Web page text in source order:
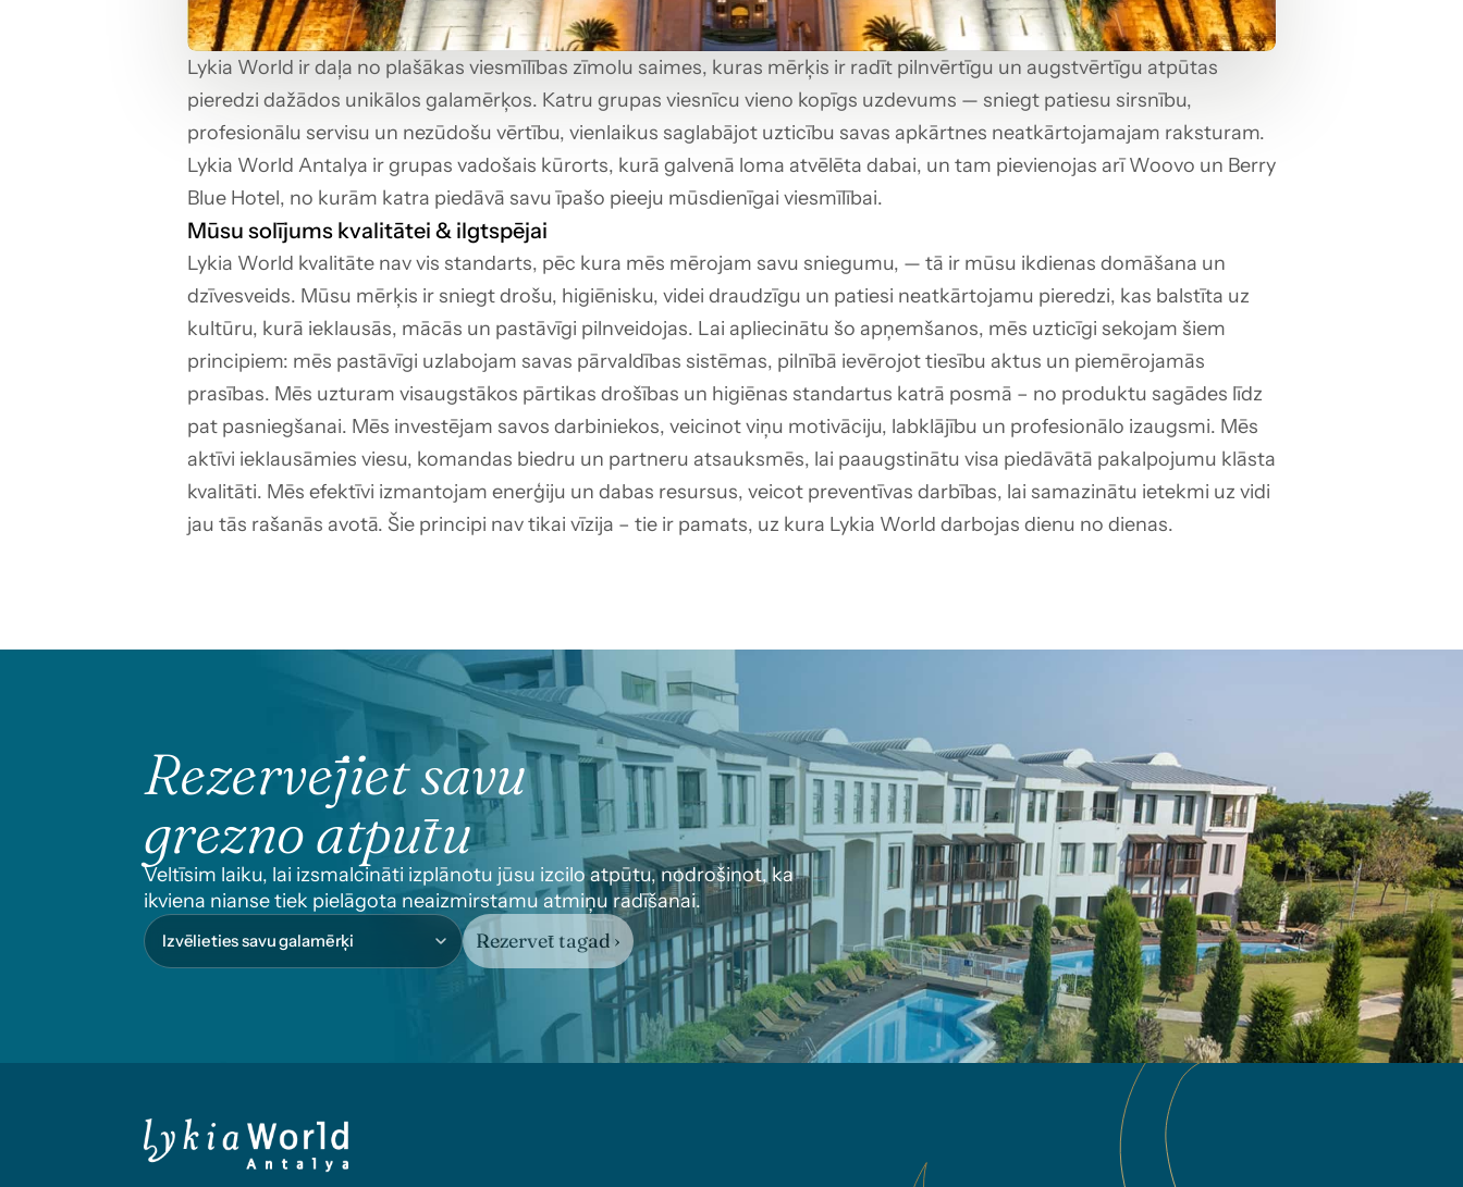
Lykia World ir daļa no plašākas viesmīlības zīmolu saimes, kuras mērķis ir radīt pilnvērtīgu un augstvērtīgu atpūtas
pieredzi dažādos unikālos galamērķos. Katru grupas viesnīcu vieno kopīgs uzdevums — sniegt patiesu sirsnību,
profesionālu servisu un nezūdošu vērtību, vienlaikus saglabājot uzticību savas apkārtnes neatkārtojamajam raksturam.
Lykia World Antalya ir grupas vadošais kūrorts, kurā galvenā loma atvēlēta dabai, un tam pievienojas arī Woovo un Berry
Blue Hotel, no kurām katra piedāvā savu īpašo pieeju mūsdienīgai viesmīlībai.
Mūsu solījums kvalitātei & ilgtspējai
Lykia World kvalitāte nav vis standarts, pēc kura mēs mērojam savu sniegumu, — tā ir mūsu ikdienas domāšana un
dzīvesveids. Mūsu mērķis ir sniegt drošu, higiēnisku, videi draudzīgu un patiesi neatkārtojamu pieredzi, kas balstīta uz
kultūru, kurā ieklausās, mācās un pastāvīgi pilnveidojas. Lai apliecinātu šo apņemšanos, mēs uzticīgi sekojam šiem
principiem: mēs pastāvīgi uzlabojam savas pārvaldības sistēmas, pilnībā ievērojot tiesību aktus un piemērojamās
prasības. Mēs uzturam visaugstākos pārtikas drošības un higiēnas standartus katrā posmā – no produktu sagādes līdz
pat pasniegšanai. Mēs investējam savos darbiniekos, veicinot viņu motivāciju, labklājību un profesionālo izaugsmi. Mēs
aktīvi ieklausāmies viesu, komandas biedru un partneru atsauksmēs, lai paaugstinātu visa piedāvātā pakalpojumu klāsta
kvalitāti. Mēs efektīvi izmantojam enerģiju un dabas resursus, veicot preventīvas darbības, lai samazinātu ietekmi uz vidi
jau tās rašanās avotā. Šie principi nav tikai vīzija – tie ir pamats, uz kura Lykia World darbojas dienu no dienas.
Rezervējiet savu
grezno atpūtu
Veltīsim laiku, lai izsmalcināti izplānotu jūsu izcilo atpūtu, nodrošinot, ka
ikviena nianse tiek pielāgota neaizmirstamu atmiņu radīšanai.
Rezervēt tagad ›